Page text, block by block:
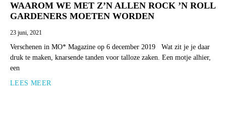
WAAROM WE MET Z’N ALLEN ROCK ’N ROLL
GARDENERS MOETEN WORDEN
23 juni, 2021
Verschenen in MO* Magazine op 6 december 2019 Wat zit je je daar
druk te maken, knarsende tanden voor talloze zaken. Een motje alhier,
een
LEES MEER